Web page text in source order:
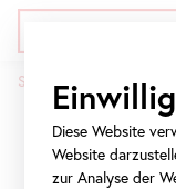
Direkt
Zur
Navigation
springen
Zur
Navigation
springen
Startseite Presse
Public
Diese Website
Website
zur Analyse der